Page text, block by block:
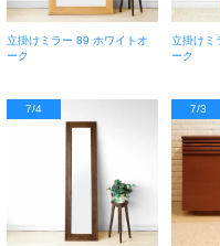
立掛けミラー 89 ホワイトオ
ーク
立掛けミ
ーク
7/4 7/3